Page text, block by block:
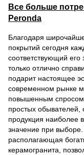
Все больше
Peronda
Благодаря
покрытий сегодня
соответствующий
только отлично
подарит настоящее
современном рынке
повышенным
простых обывателей,
продукция наиболее
значение при
располагающая
керамогранита,